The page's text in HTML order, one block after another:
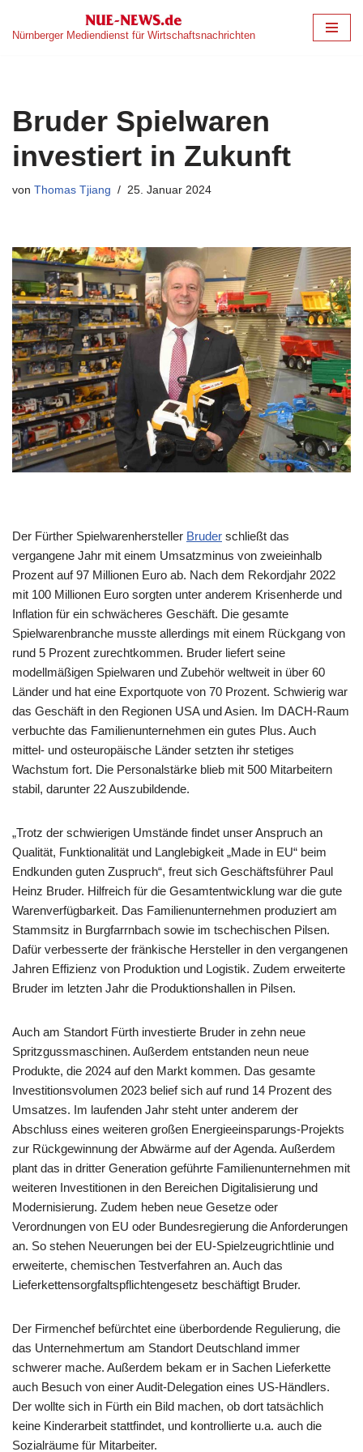
Zum
Nürnberger Mediendienst für Wirtschaftsnachrichten
Bruder Spielwaren
investiert in Zukunft
von Thomas Tjiang 25. Januar 2024
Der Fürther Spielwarenhersteller Bruder schließt das
vergangene Jahr mit einem Umsatzminus von zweieinhalb
Prozent auf 97 Millionen Euro ab. Nach dem Rekordjahr 2022
mit 100 Millionen Euro sorgten unter anderem Krisenherde und
Inflation für ein schwächeres Geschäft. Die gesamte
Spielwarenbranche musste allerdings mit einem Rückgang von
rund 5 Prozent zurechtkommen. Bruder liefert seine
modellmäßigen Spielwaren und Zubehör weltweit in über 60
Länder und hat eine Exportquote von 70 Prozent. Schwierig war
das Geschäft in den Regionen USA und Asien. Im DACH-Raum
verbuchte das Familienunternehmen ein gutes Plus. Auch
mittel- und osteuropäische Länder setzten ihr stetiges
Wachstum fort. Die Personalstärke blieb mit 500 Mitarbeitern
stabil, darunter 22 Auszubildende.
„Trotz der schwierigen Umstände findet unser Anspruch an
Qualität, Funktionalität und Langlebigkeit „Made in EU“ beim
Endkunden guten Zuspruch“, freut sich Geschäftsführer Paul
Heinz Bruder. Hilfreich für die Gesamtentwicklung war die gute
Warenverfügbarkeit. Das Familienunternehmen produziert am
Stammsitz in Burgfarrnbach sowie im tschechischen Pilsen.
Dafür verbesserte der fränkische Hersteller in den vergangenen
Jahren Effizienz von Produktion und Logistik. Zudem erweiterte
Bruder im letzten Jahr die Produktionshallen in Pilsen.
Auch am Standort Fürth investierte Bruder in zehn neue
Spritzgussmaschinen. Außerdem entstanden neun neue
Produkte, die 2024 auf den Markt kommen. Das gesamte
Investitionsvolumen 2023 belief sich auf rund 14 Prozent des
Umsatzes. Im laufenden Jahr steht unter anderem der
Abschluss eines weiteren großen Energieeinsparungs-Projekts
zur Rückgewinnung der Abwärme auf der Agenda. Außerdem
plant das in dritter Generation geführte Familienunternehmen mit
weiteren Investitionen in den Bereichen Digitalisierung und
Modernisierung. Zudem heben neue Gesetze oder
Verordnungen von EU oder Bundesregierung die Anforderungen
an. So stehen Neuerungen bei der EU-Spielzeugrichtlinie und
erweiterte, chemischen Testverfahren an. Auch das
Lieferkettensorgfaltspflichtengesetz beschäftigt Bruder.
Der Firmenchef befürchtet eine überbordende Regulierung, die
das Unternehmertum am Standort Deutschland immer
schwerer mache. Außerdem bekam er in Sachen Lieferkette
auch Besuch von einer Audit-Delegation eines US-Händlers.
Der wollte sich in Fürth ein Bild machen, ob dort tatsächlich
keine Kinderarbeit stattfindet, und kontrollierte u.a. auch die
Sozialräume für Mitarbeiter.